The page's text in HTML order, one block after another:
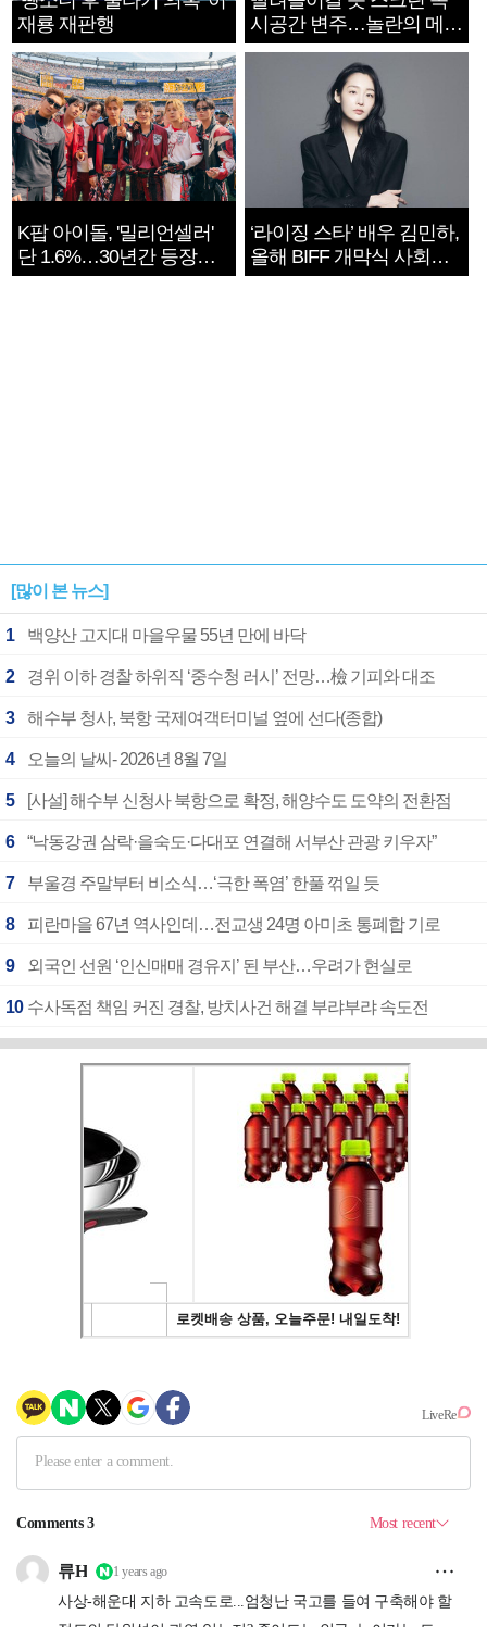
재룡 재판행
시공간 변주…놀란의 메시
지는 ‘전쟁 속죄’
K팝 아이돌, '밀리언셀러'
단 1.6%…30년간 등장
1182개팀 전수조사
‘라이징 스타’ 배우 김민하,
올해 BIFF 개막식 사회자
확정
[많이 본 뉴스]
1 백양산 고지대 마을우물 55년 만에 바닥
2 경위 이하 경찰 하위직 ‘중수청 러시’ 전망…檢 기피와 대조
3 해수부 청사, 북항 국제여객터미널 옆에 선다(종합)
4 오늘의 날씨- 2026년 8월 7일
5 [사설] 해수부 신청사 북항으로 확정, 해양수도 도약의 전환점
6 “낙동강권 삼락·을숙도·다대포 연결해 서부산 관광 키우자”
7 부울경 주말부터 비소식…‘극한 폭염’ 한풀 꺾일 듯
8 피란마을 67년 역사인데…전교생 24명 아미초 통폐합 기로
9 외국인 선원 ‘인신매매 경유지’ 된 부산…우려가 현실로
10 수사독점 책임 커진 경찰, 방치사건 해결 부랴부랴 속도전